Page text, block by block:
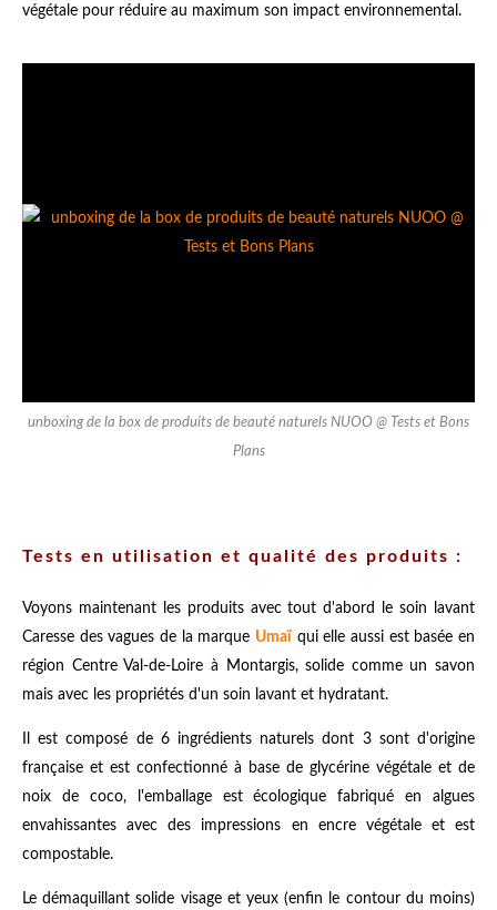
végétale pour réduire au maximum son impact environnemental.
unboxing de la box de produits de beauté naturels NUOO @ Tests et Bons
Plans
Tests en utilisation et qualité des produits :
Voyons maintenant les produits avec tout d'abord le soin lavant
Caresse des vagues de la marque Umaï qui elle aussi est basée en
région Centre Val-de-Loire à Montargis, solide comme un savon
mais avec les propriétés d'un soin lavant et hydratant.
Il est composé de 6 ingrédients naturels dont 3 sont d'origine
française et est confectionné à base de glycérine végétale et de
noix de coco, l'emballage est écologique fabriqué en algues
envahissantes avec des impressions en encre végétale et est
compostable.
Le démaquillant solide visage et yeux (enfin le contour du moins)